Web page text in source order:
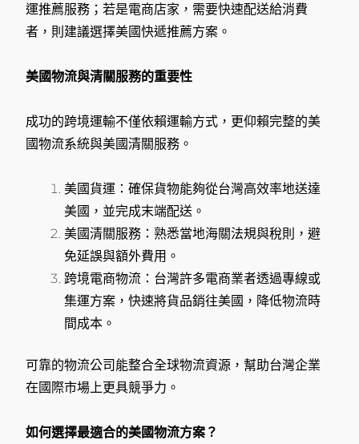
運推薦服務；若是電商店家，需要快速配送給消費
者，則建議選擇美國快遞推薦方案。
美國物流與清關服務的重要性
成功的跨境運輸不僅依賴運輸方式，更仰賴完整的美
國物流系統與美國清關服務。
美國貨運：確保貨物能夠從台灣高效率地送達
美國，並完成末端配送。
美國清關服務：熟悉當地海關法規與稅則，避
免延誤與額外費用。
跨境電商物流：台灣許多電商業者透過專線或
集運方案，快速將貨品銷往美國，降低物流時
間成本。
可靠的物流公司能整合全球物流資源，幫助台灣企業
在國際市場上更具競爭力。
如何選擇最適合的美國物流方案？